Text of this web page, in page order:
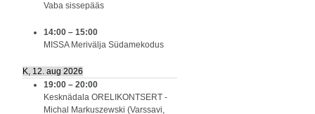
Vaba sissepääs
14:00 – 15:00
MISSA Merivälja Südamekodus
K, 12. aug 2026
19:00 – 20:00
Kesknädala ORELIKONTSERT -
Michal Markuszewski (Varssavi,